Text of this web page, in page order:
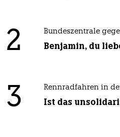
2 Bundeszentrale
Benjamin, du
3 Rennradfahren in
Ist das